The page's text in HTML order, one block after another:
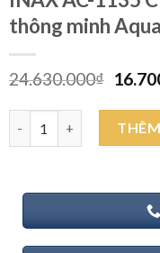
thông minh
24.630.000₫ Giá
là:
INAX AC-1135 CW-